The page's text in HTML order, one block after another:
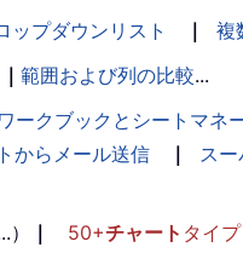
ップダウンリスト ｜ 複
｜ 範囲および列の比較...
ワークブックとシートマネ
からメール送信 ｜ ス
） ｜ 50+チャート タイプ